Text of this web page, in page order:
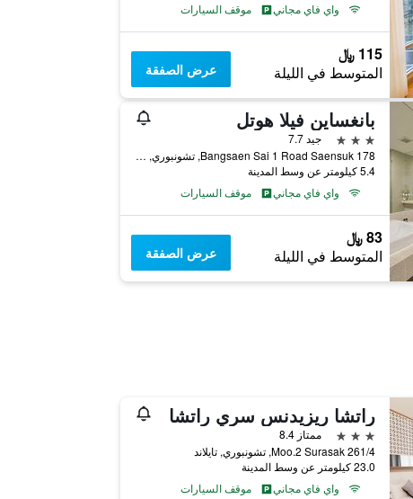
واي فاي مجاني
موقف السيارات
115 ﷼
المتوسط في الليلة عرض الصفقة
بانغساين فيلا هوتل
3 نجوم
جيد 7.7
178 Bangsaen Sai 1 Road Saensuk, تشونبوري, تايلاند
5.4 كيلومتر عن وسط المدينة
واي فاي مجاني
موقف السيارات
83 ﷼
المتوسط في الليلة عرض الصفقة
راتشا ريزيدنس سري راتشا
3 نجوم
ممتاز 8.4
261/4 Moo.2 Surasak, تشونبوري, تايلاند
23.0 كيلومتر عن وسط المدينة
واي فاي مجاني
موقف السيارات